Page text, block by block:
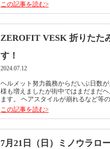
この記事を読む>
ZEROFIT VESK 折りた
す！
2024.07.12
ヘルメット努力義務からだいぶ日数
様も増えましたが街中ではまだまだ
ます。 ヘアスタイルが崩れるなど等
この記事を読む>
7月21日（日）ミノウラロ